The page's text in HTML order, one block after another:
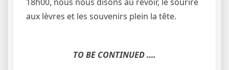
aux lèvres et les souvenirs plein la tête.
TO BE CONTINUED ….